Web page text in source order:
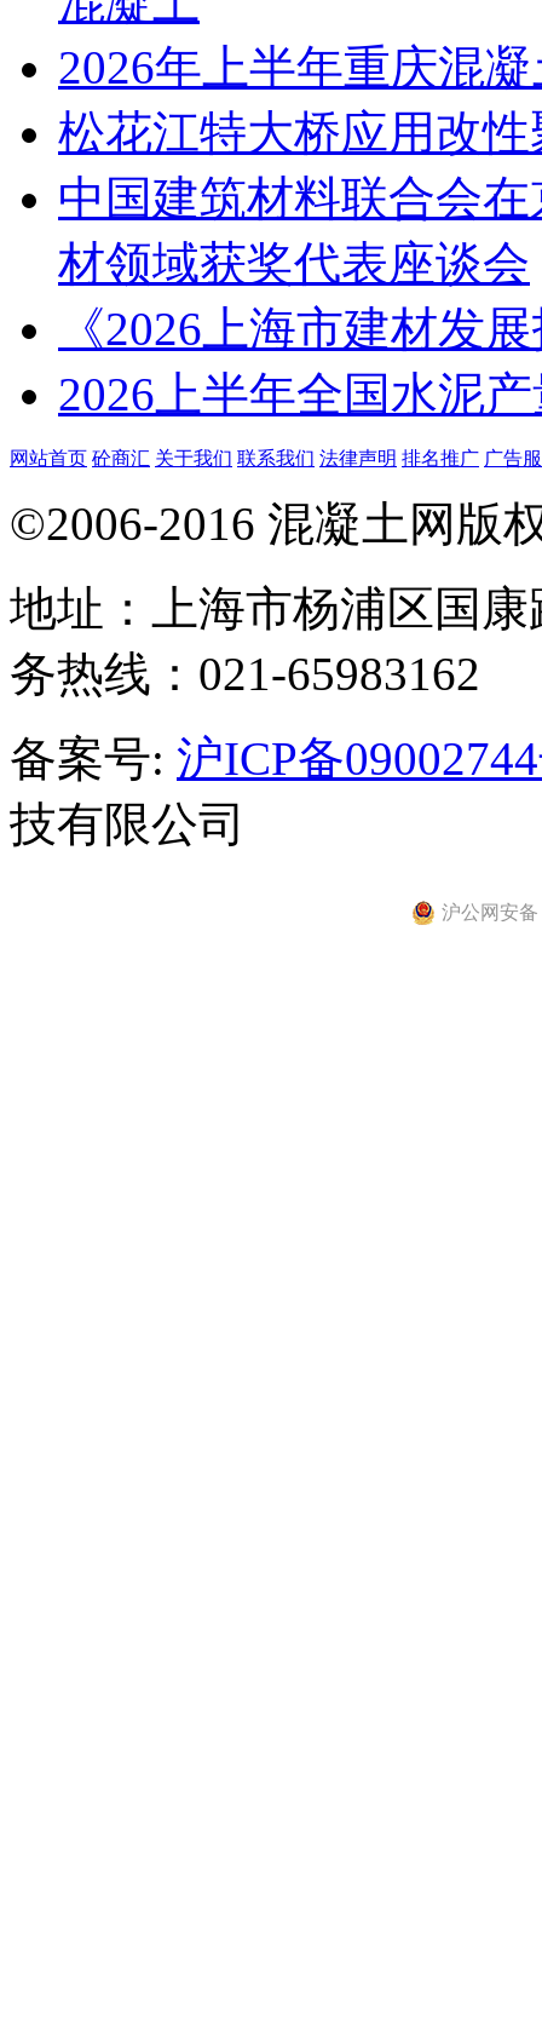
2026年上半年重庆混
松花江特大桥应用改
中国建筑材料联合会
材领域获奖代表座谈会
《2026上海市建材发
2026上半年全国水泥
网站首页 砼商汇 关于我们 联系我们 法律声明 排名推广 广告
©2006-2016 混凝土网版
地址：上海市杨浦区国
务热线：021-65983162
备案号: 沪ICP备
技有限公司
沪公网安备